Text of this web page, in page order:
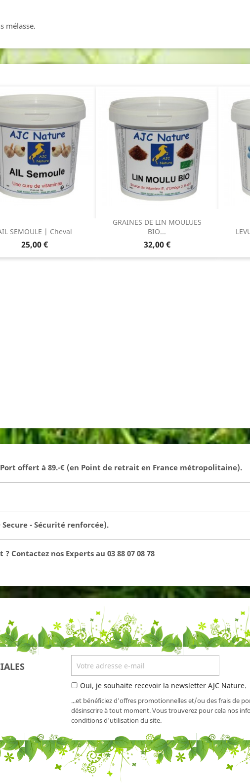
mélasse.
SEMOULE | Cheval
Prix
25,00 €
GRAINES DE LIN MOULUES
BIO...
Prix
32,00 €
offert à 89.-€ (en Point de retrait en France métropolitaine).
Secure - Sécurité renforcée).
Contactez nos Experts au 03 88 07 08 78
Oui, je souhaite recevoir la newsletter AJC Nature.
...et bénéficiez d'offres promotionnelles et/ou des frais de
désinscrire à tout moment. Vous trouverez pour cela nos
conditions d'utilisation du site.